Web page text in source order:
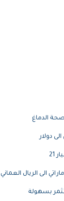
الدماغ
دولار
21
الى الريال العماني
بسهولة